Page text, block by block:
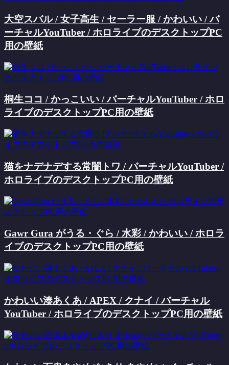
大空スバル / 女子高生 / セーラー服 / かわいい / バ
ーチャルYouTuber / ホロライブのデスクトップPC
用の壁紙
桐生ココ / かっこいい / バーチャルYouTuber / ホロ
ライブのデスクトップPC用の壁紙
猫をナデナデする常闇トワ / バーチャルYouTuber /
ホロライブのデスクトップPC用の壁紙
Gawr Gura がうる・ぐら / 水彩 / かわいい / ホロラ
イブのデスクトップPC用の壁紙
かわいい湊あくあ / APEX / クナイ / バーチャル
YouTuber / ホロライブのデスクトップPC用の壁紙